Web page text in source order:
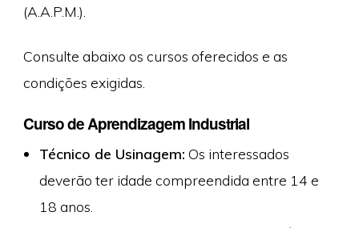
(A.A.P.M.).
Consulte abaixo os cursos oferecidos e as
condições exigidas.
Curso de Aprendizagem Industrial
Técnico de Usinagem: Os interessados
deverão ter idade compreendida entre 14 e
18 anos.